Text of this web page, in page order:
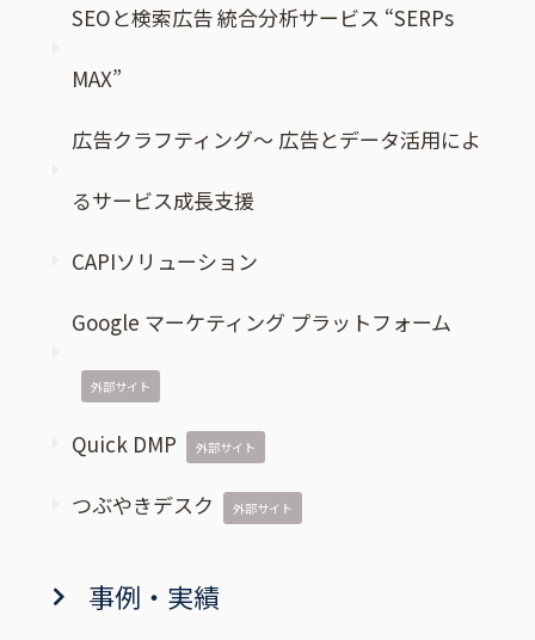
SEOと検索広告 統合分析サービス “SERPs
MAX”
広告クラフティング～ 広告とデータ活用によ
るサービス成長支援
CAPIソリューション
Google マーケティング プラットフォーム
外部サイト
Quick DMP 外部サイト
つぶやきデスク 外部サイト
事例・実績